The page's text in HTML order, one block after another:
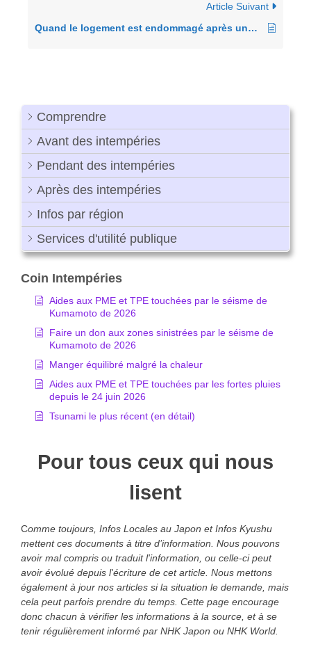
Comprendre
Avant des intempéries
Pendant des intempéries
Après des intempéries
Infos par région
Services d'utilité publique
Coin Intempéries
Aides aux PME et TPE touchées par le séisme de
Kumamoto de 2026
Faire un don aux zones sinistrées par le séisme de
Kumamoto de 2026
Manger équilibré malgré la chaleur
Aides aux PME et TPE touchées par les fortes pluies
depuis le 24 juin 2026
Tsunami le plus récent (en détail)
Pour tous ceux qui nous
lisent
Comme toujours, Infos Locales au Japon et Infos Kyushu
mettent ces documents à titre d’information. Nous pouvons
avoir mal compris ou traduit l'information, ou celle-ci peut
avoir évolué depuis l'écriture de cet article. Nous mettons
également à jour nos articles si la situation le demande, mais
cela peut parfois prendre du temps. Cette page encourage
donc chacun à vérifier les informations à la source, et à se
tenir régulièrement informé par NHK Japon ou NHK World.
Article Suivant
Quand le logement est endommagé après une catastrophe